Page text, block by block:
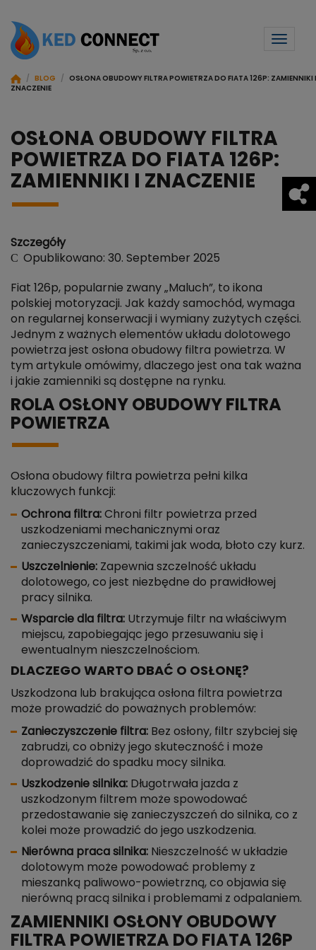
Toggle
/ BLOG /
OSŁONA OBUDOWY FILTRA POWIETRZA DO FIATA 126P: ZAMIENNIKI I
ZNACZENIE
OSŁONA OBUDOWY FILTRA
POWIETRZA DO FIATA 126P:
ZAMIENNIKI I ZNACZENIE
Szczegóły
Opublikowano: 30. September 2025
Fiat 126p, popularnie zwany „Maluch”, to ikona
polskiej motoryzacji. Jak każdy samochód, wymaga
on regularnej konserwacji i wymiany zużytych części.
Jednym z ważnych elementów układu dolotowego
powietrza jest osłona obudowy filtra powietrza. W
tym artykule omówimy, dlaczego jest ona tak ważna
i jakie zamienniki są dostępne na rynku.
ROLA OSŁONY OBUDOWY FILTRA
POWIETRZA
Osłona obudowy filtra powietrza pełni kilka
kluczowych funkcji:
Ochrona filtra: Chroni filtr powietrza przed
uszkodzeniami mechanicznymi oraz
zanieczyszczeniami, takimi jak woda, błoto czy kurz.
Uszczelnienie: Zapewnia szczelność układu
dolotowego, co jest niezbędne do prawidłowej
pracy silnika.
Wsparcie dla filtra: Utrzymuje filtr na właściwym
miejscu, zapobiegając jego przesuwaniu się i
ewentualnym nieszczelnościom.
DLACZEGO WARTO DBAĆ O OSŁONĘ?
Uszkodzona lub brakująca osłona filtra powietrza
może prowadzić do poważnych problemów:
Zanieczyszczenie filtra: Bez osłony, filtr szybciej się
zabrudzi, co obniży jego skuteczność i może
doprowadzić do spadku mocy silnika.
Uszkodzenie silnika: Długotrwała jazda z
uszkodzonym filtrem może spowodować
przedostawanie się zanieczyszczeń do silnika, co z
kolei może prowadzić do jego uszkodzenia.
Nierówna praca silnika: Nieszczelność w układzie
dolotowym może powodować problemy z
mieszanką paliwowo-powietrzną, co objawia się
nierówną pracą silnika i problemami z odpalaniem.
ZAMIENNIKI OSŁONY OBUDOWY
FILTRA POWIETRZA DO FIATA 126P